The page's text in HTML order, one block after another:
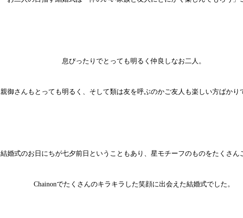
息ぴったりでとっても明るく仲良しなお二人。
親御さんもとっても明るく、そして類は友を呼ぶのかご友人も楽しい方ばかり
結婚式のお日にちが七夕前日ということもあり、星モチーフのものをたくさん
Chainonでたくさんのキラキラした笑顔に出会えた結婚式でした。